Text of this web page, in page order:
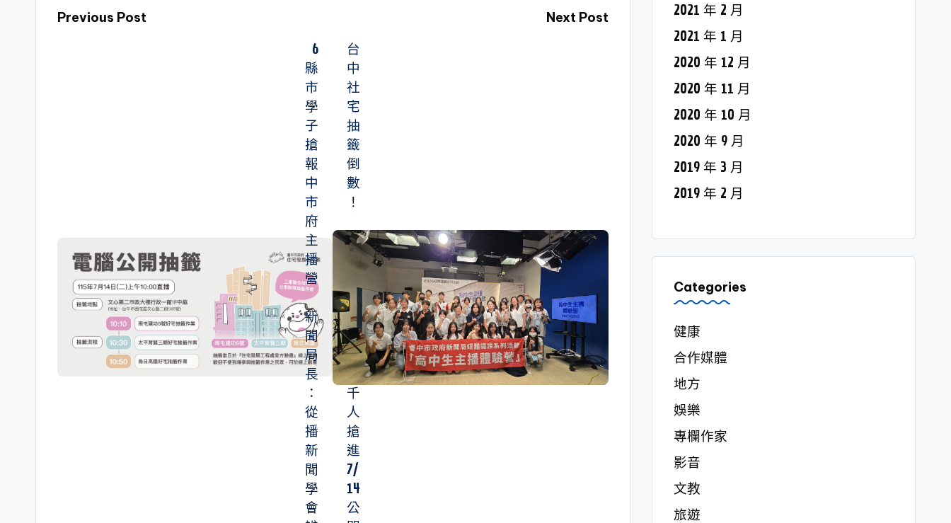
Previous Post
台
中
社
宅
抽
籤
倒
數
！
3
宅
吸
引
逾
2
千
人
搶
進
7/
14
公
Next Post
6
縣
市
學
子
搶
報
中
市
府
主
播
營
新
聞
局
長
：
從
播
新
聞
學
會
2021 年 2 月
2021 年 1 月
2020 年 12 月
2020 年 11 月
2020 年 10 月
2020 年 9 月
2019 年 3 月
2019 年 2 月
Categories
健康
合作媒體
地方
娛樂
專欄作家
影音
文教
旅遊